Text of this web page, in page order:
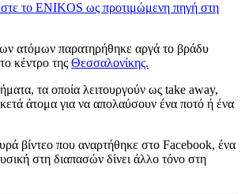
το ENIKOS ως προτιμώμενη πηγή στη
ατόμων παρατηρήθηκε αργά το βράδυ
κέντρο της Θεσσαλονίκης.
τα οποία λειτουργούν ως take away,
άτομα για να απολαύσουν ένα ποτό ή ένα
βίντεο που αναρτήθηκε στο Facebook, ένα
στη διαπασών δίνει άλλο τόνο στη